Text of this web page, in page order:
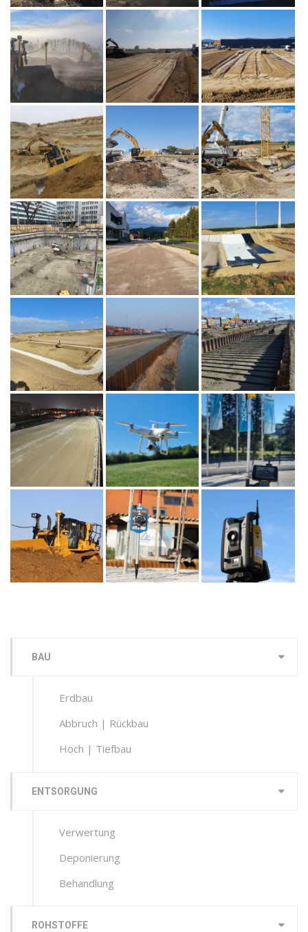
BAU
Erdbau
Abbruch | Rückbau
Hoch | Tiefbau
ENTSORGUNG
Verwertung
Deponierung
Behandlung
ROHSTOFFE